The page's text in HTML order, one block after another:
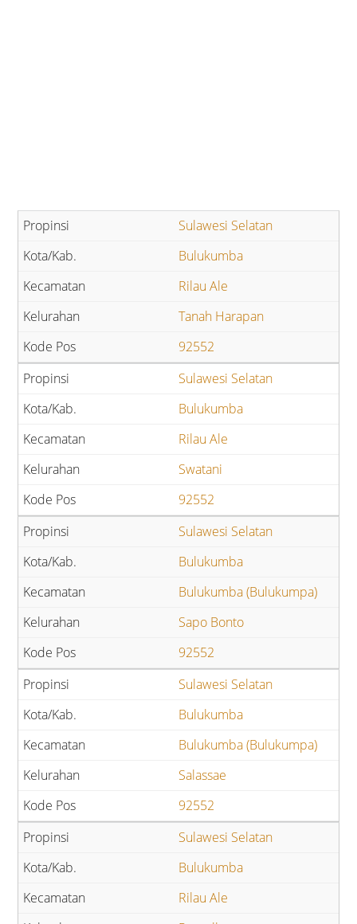
Sulawesi Selatan
Bulukumba
Rilau Ale
Tanah Harapan
92552
Sulawesi Selatan
Bulukumba
Rilau Ale
Swatani
92552
Sulawesi Selatan
Bulukumba
Bulukumba (Bulukumpa)
Sapo Bonto
92552
Sulawesi Selatan
Bulukumba
Bulukumba (Bulukumpa)
Salassae
92552
Sulawesi Selatan
Bulukumba
Rilau Ale